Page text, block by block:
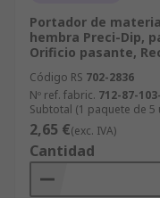
Portador de
hembra Preci-Dip,
Orificio pasante,
Código RS 702-2836
Nº ref. fabric. 712-87-
Subtotal (1 paquete de 5
2,65 €(exc. IVA)
Cantidad